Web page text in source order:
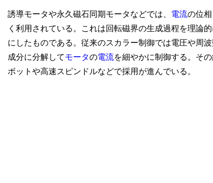
誘導モータや永久磁石同期モータなどでは、 電流の位相
く利用されている。これは回転磁界の生成過程を理論
にしたものである。従来のスカラー制御では電圧や周
成分に分解してモータの電流を細やかに制御する。そ
ボットや高速スピンドルなどで採用が進んでいる。